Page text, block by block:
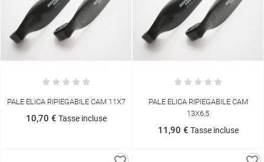
PALE ELICA RIPIEGABILE CAM 11X7
10,70 € Tasse incluse
PALE ELICA RIPIEGABILE CAM
13X6,5
11,90 € Tasse incluse